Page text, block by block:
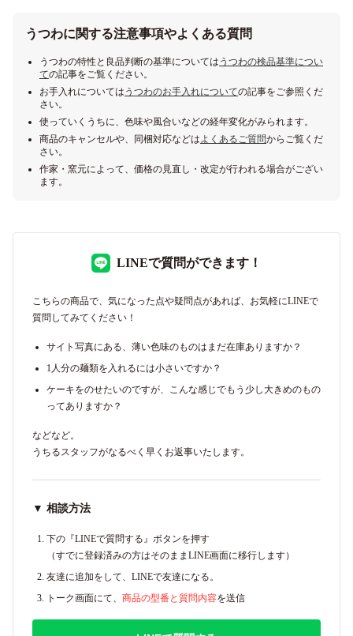
うつわに関する注意事項やよくある質問
うつわの特性と良品判断の基準については うつわの検品基準につい
ての記事をご覧ください。
お手入れについては うつわのお手入れについての記事をご参照くだ
さい。
使っていくうちに、色味や風合いなどの経年変化がみられます。
商品のキャンセルや、同梱対応などは よくあるご質問からご覧くだ
さい。
作家・窯元によって、価格の見直し・改定が行われる場合がござい
ます。
LINEで質問ができます！
こちらの商品で、気になった点や疑問点があれば、お気軽にLINEで
質問してみてください！
サイト写真にある、薄い色味のものはまだ在庫ありますか？
1人分の麺類を入れるには小さいですか？
ケーキをのせたいのですが、こんな感じでもう少し大きめのもの
ってありますか？
などなど。
うちるスタッフがなるべく早くお返事いたします。
▼ 相談方法
下の『LINEで質問する』ボタンを押す
（すでに登録済みの方はそのままLINE画面に移行します）
友達に追加をして、LINEで友達になる。
トーク画面にて、 商品の型番と質問内容を送信